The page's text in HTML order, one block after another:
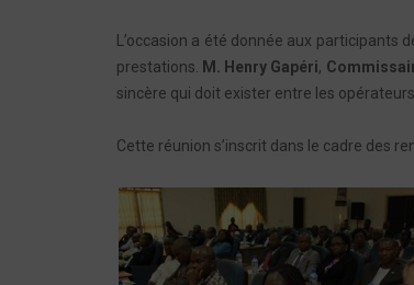
L’occasion a été donnée aux participants
prestations. M. Henry Gapéri,
sincère qui doit exister entre les
Cette réunion s’inscrit dans le cadre des